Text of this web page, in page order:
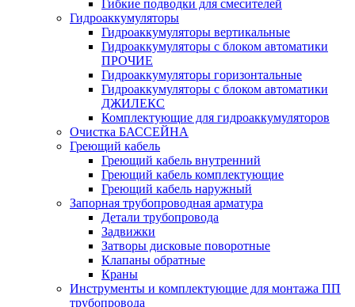
Гибкие подводки для смесителей
Гидроаккумуляторы
Гидроаккумуляторы вертикальные
Гидроаккумуляторы с блоком автоматики
ПРОЧИЕ
Гидроаккумуляторы горизонтальные
Гидроаккумуляторы с блоком автоматики
ДЖИЛЕКС
Комплектующие для гидроаккумуляторов
Очистка БАССЕЙНА
Греющий кабель
Греющий кабель внутренний
Греющий кабель комплектующие
Греющий кабель наружный
Запорная трубопроводная арматура
Детали трубопровода
Задвижки
Затворы дисковые поворотные
Клапаны обратные
Краны
Инструменты и комплектующие для монтажа ПП
трубопровода